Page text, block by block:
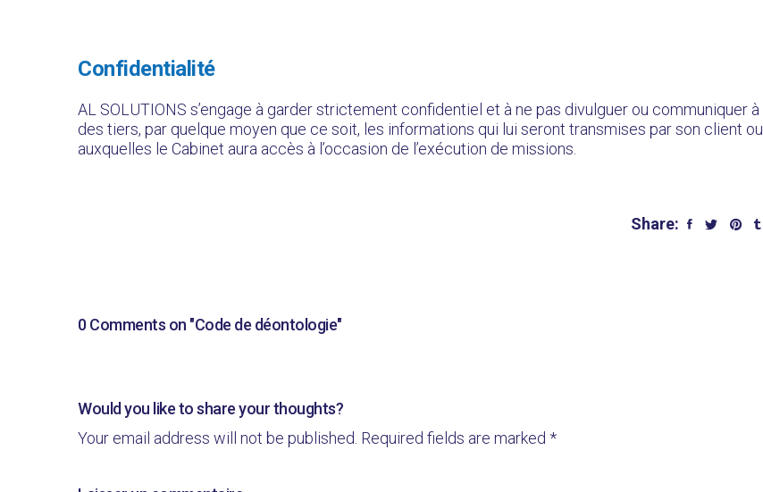
Confidentialité
AL SOLUTIONS s’engage à garder strictement confidentiel et à ne pas divulguer ou communiquer à
des tiers, par quelque moyen que ce soit, les informations qui lui seront transmises par son client ou
auxquelles le Cabinet aura accès à l’occasion de l’exécution de missions.
Share:
0 Comments on "Code de déontologie"
Would you like to share your thoughts?
Your email address will not be published. Required fields are marked *